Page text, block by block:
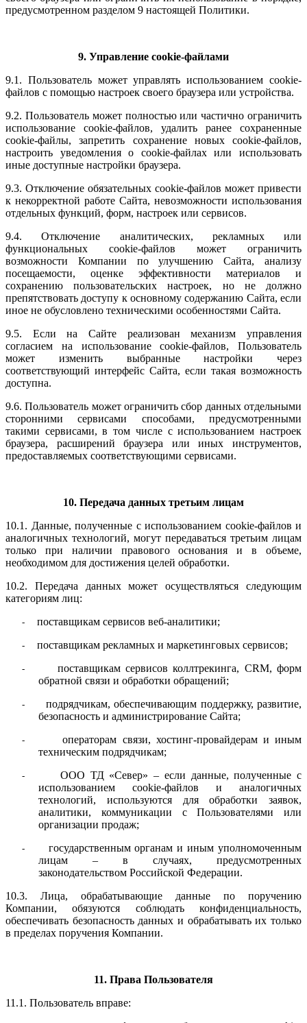
предусмотренном разделом 9 настоящей Политики.
9. Управление cookie-файлами
9.1. Пользователь может управлять использованием cookie-
файлов с помощью настроек своего браузера или устройства.
9.2. Пользователь может полностью или частично ограничить
использование cookie-файлов, удалить ранее сохраненные
cookie-файлы, запретить сохранение новых cookie-файлов,
настроить уведомления о cookie-файлах или использовать
иные доступные настройки браузера.
9.3. Отключение обязательных cookie-файлов может привести
к некорректной работе Сайта, невозможности использования
отдельных функций, форм, настроек или сервисов.
9.4. Отключение аналитических, рекламных или
функциональных cookie-файлов может ограничить
возможности Компании по улучшению Сайта, анализу
посещаемости, оценке эффективности материалов и
сохранению пользовательских настроек, но не должно
препятствовать доступу к основному содержанию Сайта, если
иное не обусловлено техническими особенностями Сайта.
9.5. Если на Сайте реализован механизм управления
согласием на использование cookie-файлов, Пользователь
может изменить выбранные настройки через
соответствующий интерфейс Сайта, если такая возможность
доступна.
9.6. Пользователь может ограничить сбор данных отдельными
сторонними сервисами способами, предусмотренными
такими сервисами, в том числе с использованием настроек
браузера, расширений браузера или иных инструментов,
предоставляемых соответствующими сервисами.
10. Передача данных третьим лицам
10.1. Данные, полученные с использованием cookie-файлов и
аналогичных технологий, могут передаваться третьим лицам
только при наличии правового основания и в объеме,
необходимом для достижения целей обработки.
10.2. Передача данных может осуществляться следующим
категориям лиц:
- поставщикам сервисов веб-аналитики;
- поставщикам рекламных и маркетинговых сервисов;
-
поставщикам сервисов коллтрекинга, CRM, форм
обратной связи и обработки обращений;
-
подрядчикам, обеспечивающим поддержку, развитие,
безопасность и администрирование Сайта;
-
операторам связи, хостинг-провайдерам и иным
техническим подрядчикам;
-
ООО ТД «Север» – если данные, полученные с
использованием cookie-файлов и аналогичных
технологий, используются для обработки заявок,
аналитики, коммуникации с Пользователями или
организации продаж;
-
государственным органам и иным уполномоченным
лицам – в случаях, предусмотренных
законодательством Российской Федерации.
10.3. Лица, обрабатывающие данные по поручению
Компании, обязуются соблюдать конфиденциальность,
обеспечивать безопасность данных и обрабатывать их только
в пределах поручения Компании.
11. Права Пользователя
11.1. Пользователь вправе: